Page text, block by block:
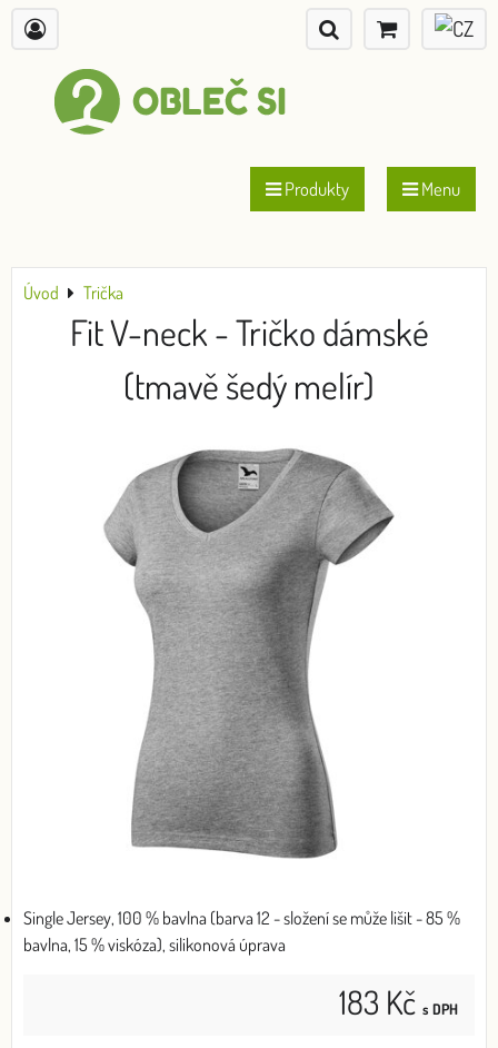
Produkty Menu
Úvod Trička
Fit V-neck - Tričko dámské
(tmavě šedý melír)
Single Jersey, 100 % bavlna (barva 12 - složení se může lišit - 85 %
bavlna, 15 % viskóza), silikonová úprava
183 Kč s DPH